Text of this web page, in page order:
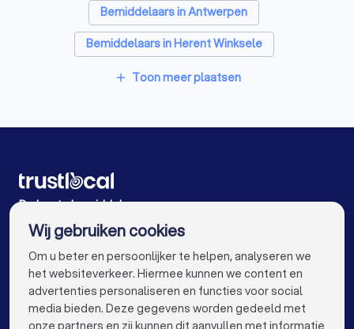
Bemiddelaars in Antwerpen
Bemiddelaars in Herent Winksele
Bemiddelaars in Londerzeel Malderen
Bemiddelaars in Gent
Bemiddelaars in Aalst
Bemiddelaars in Mechelen
Bemiddelaars in Kortrijk
Bemiddelaars in Sint-Niklaas
Bemiddelaars in Genk
Bemiddelaars in Roeselare
add Toon meer plaatsen
De beste bemiddelaars voor u
Wij gebruiken cookies
Om u beter en persoonlijker te helpen, analyseren we
het websiteverkeer. Hiermee kunnen we content en
advertenties personaliseren en functies voor social
media bieden. Deze gegevens worden gedeeld met
onze partners en zij kunnen dit aanvullen met informatie